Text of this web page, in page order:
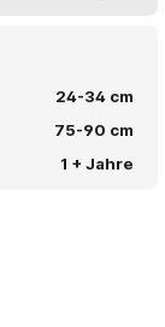
24-34 cm
75-90 cm
1 + Jahre